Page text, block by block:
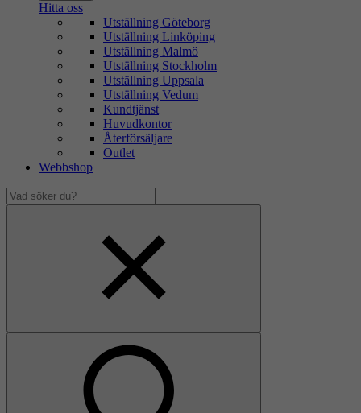
Hitta oss
Utställning Göteborg
Utställning Linköping
Utställning Malmö
Utställning Stockholm
Utställning Uppsala
Utställning Vedum
Kundtjänst
Huvudkontor
Återförsäljare
Outlet
Webbshop
Vad
söker